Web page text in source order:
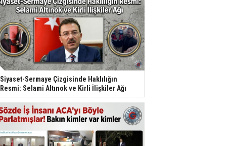
Siyaset-Sermaye Çizgisinde Haklılığın
Resmi: Selami Altınok ve Kirli İlişkiler Ağı